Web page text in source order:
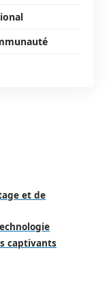
et de
captivants